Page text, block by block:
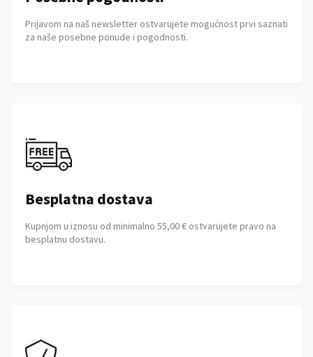
Prijavom na naš newsletter ostvarujete mogućnost prvi saznati
za naše posebne ponude i pogodnosti.
Besplatna dostava
Kupnjom u iznosu od minimalno 55,00 € ostvarujete pravo na
besplatnu dostavu.